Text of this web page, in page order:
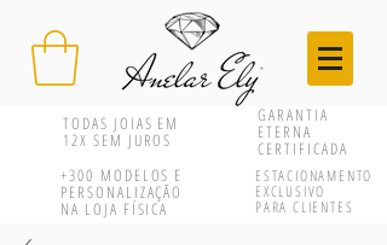
TODAS JOIAS EM
12X SEM JUROS
GARANTIA
ETERNA
CERTIFICADA
+300 MODELOS E
PERSONALIZAÇÃO
NA LOJA FÍSICA
ESTACIONAMENTO
EXCLUSIVO
PARA CLIENTES